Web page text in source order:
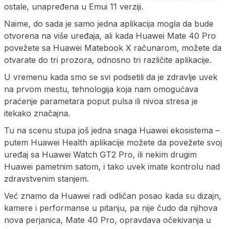
ostale, unapređena u Emui 11 verziji.
Naime, do sada je samo jedna aplikacija mogla da bude
otvorena na više uređaja, ali kada Huawei Mate 40 Pro
povežete sa Huawei Matebook X računarom, možete da
otvarate do tri prozora, odnosno tri različite aplikacije.
U vremenu kada smo se svi podsetili da je zdravlje uvek
na prvom mestu, tehnologija koja nam omogućava
praćenje parametara poput pulsa ili nivoa stresa je
itekako značajna.
Tu na scenu stupa još jedna snaga Huawei ekosistema –
putem Huawei Health aplikacije možete da povežete svoj
uređaj sa Huawei Watch GT2 Pro, ili nekim drugim
Huawei pametnim satom, i tako uvek imate kontrolu nad
zdravstvenim stanjem.
Već znamo da Huawei radi odličan posao kada su dizajn,
kamere i performanse u pitanju, pa nije čudo da njihova
nova perjanica, Mate 40 Pro, opravdava očekivanja u